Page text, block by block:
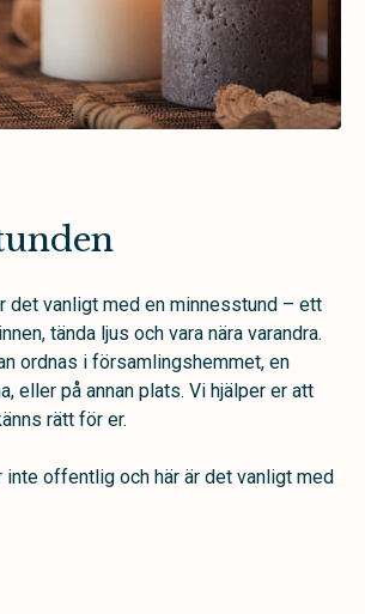
det vanligt med en minnesstund – ett
tända ljus och vara nära varandra.
ordnas i församlingshemmet, en
eller på annan plats. Vi hjälper er att
rätt för er.
inte offentlig och här är det vanligt med